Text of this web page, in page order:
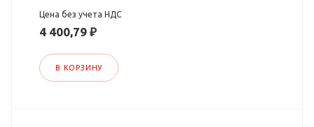
Цена без учета НДС
4 400,79 ₽
В КОРЗИНУ